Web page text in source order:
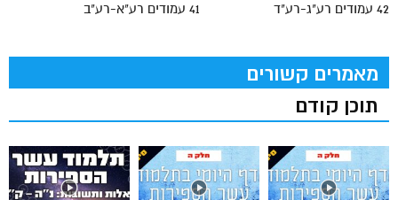
41 עמודים רע"א-רע"ב
42 עמודים רע"ג-רע"ד
מאמרים קשורים
תוכן קודם